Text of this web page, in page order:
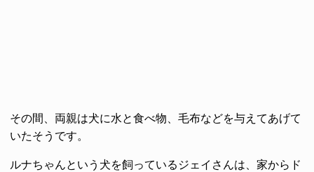
その間、両親は犬に水と食べ物、毛布などを与えてあげて
いたそうです。
ルナちゃんという犬を飼っているジェイさんは、家からド